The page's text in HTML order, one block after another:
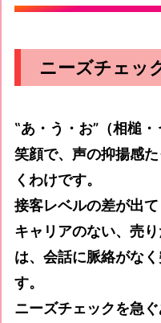
ニーズチェッ
‟あ・う・お”（相槌
笑顔で、声の抑揚感
くわけです。
接客レベルの差が出
キャリアのない、売
は、会話に脈絡がな
す。
ニーズチェックを急